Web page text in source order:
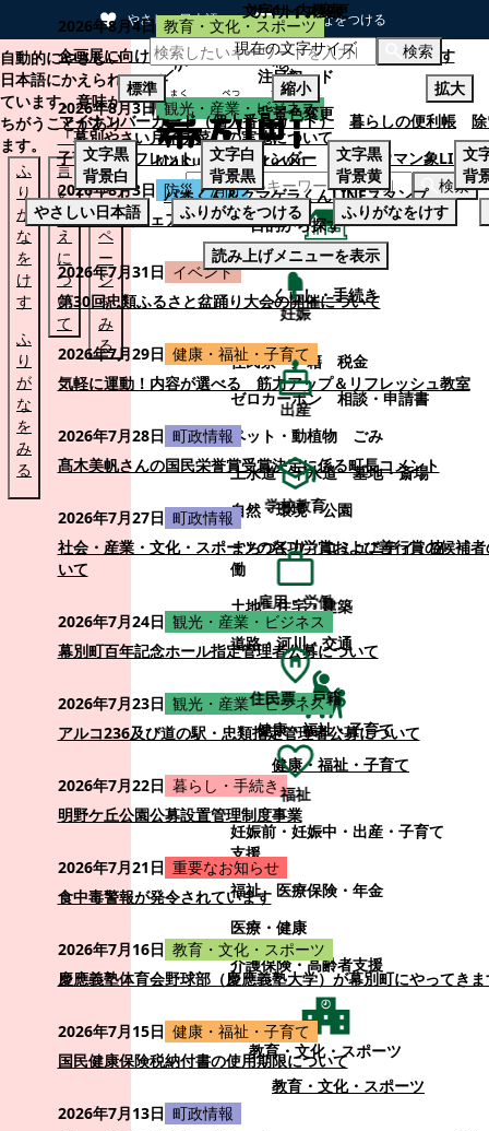
やさしい日本語 ひらがなをつける
本文へスキップする
自動的にやさしい
日本語にかえられ
ています。意味が
ちがうことがあり
ます。
ふ
り
が
な
を
け
す
ふ
り
が
な
を
み
る
言
い
替
え
に
つ
い
て
も
と
の
ペ
ー
ジ
を
み
る
検索
くらし・手続き
くらし・手続き
住民票・戸籍
税金
ゼロカーボン
相談・申請書
ペット・動植物
ごみ
上水道・下水道
墓地・斎場
自然・環境・公園
まちづくり・コミュニティ・協
働
土地・住宅・建築
道路・河川・交通
健康・福祉・子育て
健康・福祉・子育て
妊娠前・妊娠中・出産・子育て
支援
福祉
医療保険・年金
医療・健康
介護保険・高齢者支援
教育・文化・スポーツ
教育・文化・スポーツ
2026年8月4日 教育・文化・スポーツ
企画展に向けて：安東ウメ子さんとの思い出を募集します
2026年8月3日 観光・産業・ビジネス
「幕別やさい月イチ菜」の実施について
2026年8月3日 防災・消防
幕別町防災フェアの開催について
2026年7月31日 イベント
第30回忠類ふるさと盆踊り大会の開催について
2026年7月29日 健康・福祉・子育て
気軽に運動！内容が選べる 筋力アップ＆リフレッシュ教室
2026年7月28日 町政情報
髙木美帆さんの国民栄誉賞受賞決定に係る町長コメント
2026年7月27日 町政情報
社会・産業・文化・スポーツの各功労賞および善行賞の候補
いて
2026年7月24日 観光・産業・ビジネス
幕別町百年記念ホール指定管理者公募について
2026年7月23日 観光・産業・ビジネス
アルコ236及び道の駅・忠類指定管理者公募について
2026年7月22日 暮らし・手続き
明野ケ丘公園公募設置管理制度事業
2026年7月21日 重要なお知らせ
食中毒警報が発令されています
2026年7月16日 教育・文化・スポーツ
慶應義塾体育会野球部（慶應義塾大学）が幕別町にやってき
2026年7月15日 健康・福祉・子育て
国民健康保険税納付書の使用期限について
2026年7月13日 町政情報
サイト内検索
検索
注目ワード
マイナンバーカード（個人番号カード） 暮らしの便利帳
子育てパンフレット
ごみカレンダー
忠類ナウマン象LINE
パオくん＆クマゲラくんLINEスタンプ
目的から探す
妊娠
出産
学校教育
雇用・労働
住民票・戸籍
福祉
文字サイズ変更
現在の文字サイズ
標準
縮小
拡大
背景色変更
文字黒
背景白
文字白
背景黒
文字黒
背景黄
文
背
やさしい日本語
ふりがなをつける ふりがなをけす
読み上げメニューを表示